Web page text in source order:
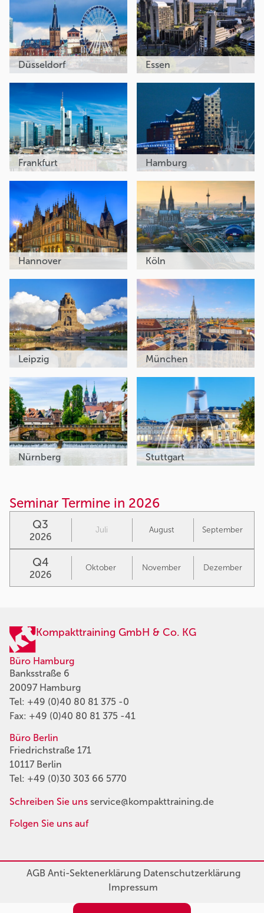
Düsseldorf Essen
Frankfurt Hamburg
Hannover Köln
Leipzig München
Nürnberg Stuttgart
Seminar Termine in 2026
Q3
2026
Juli August September
Q4
2026
Oktober November Dezember
Kompakttraining GmbH & Co. KG
Büro Hamburg
Banksstraße 6
20097 Hamburg
Tel: +49 (0)40 80 81 375 -0
Fax: +49 (0)40 80 81 375 -41
Büro Berlin
Friedrichstraße 171
10117 Berlin
Tel: +49 (0)30 303 66 5770
Schreiben Sie uns service@kompakttraining.de
Folgen Sie uns auf
AGBAnti-SektenerklärungDatenschutzerklärung
Impressum